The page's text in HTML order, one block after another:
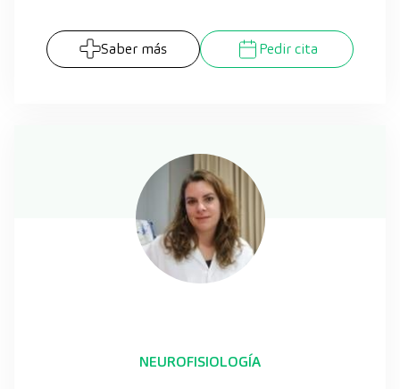
Saber más Pedir cita
NEUROFISIOLOGÍA